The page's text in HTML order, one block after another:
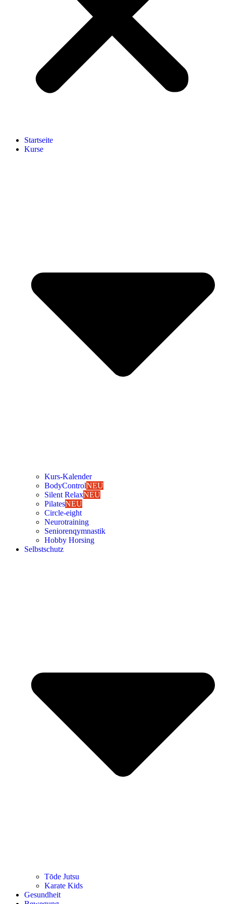
Start­sei­te
Kur­se
Kurs-Kalen­­der
Body­Con­trolNEU
Silent RelaxNEU
Pila­tesNEU
Cir­cle-eight
Neu­ro­trai­ning
Senio­ren­qym­nas­tik
Hob­by Hor­sing
Selbst­schutz
Tōde Jutsu
Kara­te Kids
Gesund­heit